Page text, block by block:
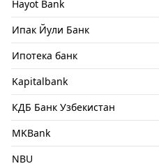
Hayot Bank
Ипак Йули Банк
Ипотека банк
Kapitalbank
КДБ Банк Узбекистан
MKBank
NBU